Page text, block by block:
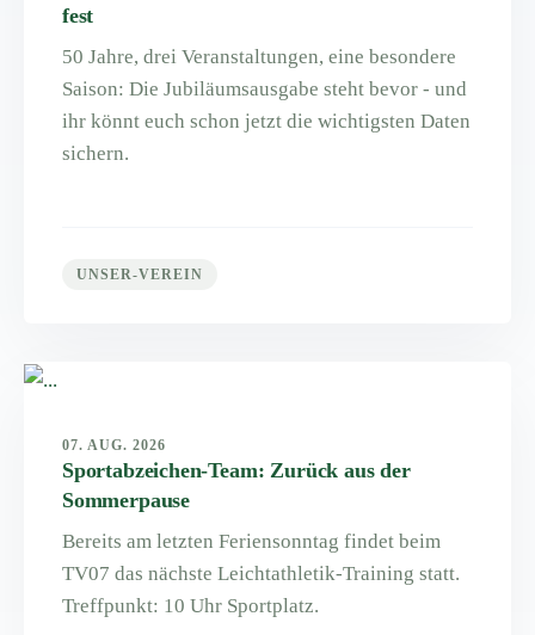
fest
50 Jahre, drei Veranstaltungen, eine besondere
Saison: Die Jubiläumsausgabe steht bevor - und
ihr könnt euch schon jetzt die wichtigsten Daten
sichern.
UNSER-VEREIN
07. AUG. 2026
Sportabzeichen-Team: Zurück aus der
Sommerpause
Bereits am letzten Feriensonntag findet beim
TV07 das nächste Leichtathletik-Training statt.
Treffpunkt: 10 Uhr Sportplatz.